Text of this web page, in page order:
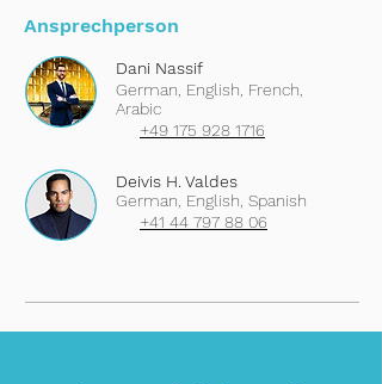
Ansprechperson
Dani Nassif
German, English, French,
Arabic
+49 175 928 1716
Deivis H. Valdes
German, English, Spanish
+41 44 797 88 06